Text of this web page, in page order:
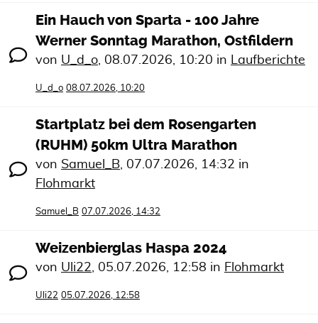
Ein Hauch von Sparta - 100 Jahre
Werner Sonntag Marathon, Ostfildern
von U_d_o, 08.07.2026, 10:20 in Laufberichte
U_d_o 08.07.2026, 10:20
Startplatz bei dem Rosengarten
(RUHM) 50km Ultra Marathon
von Samuel_B, 07.07.2026, 14:32 in
Flohmarkt
Samuel_B 07.07.2026, 14:32
Weizenbierglas Haspa 2024
von Uli22, 05.07.2026, 12:58 in Flohmarkt
Uli22 05.07.2026, 12:58